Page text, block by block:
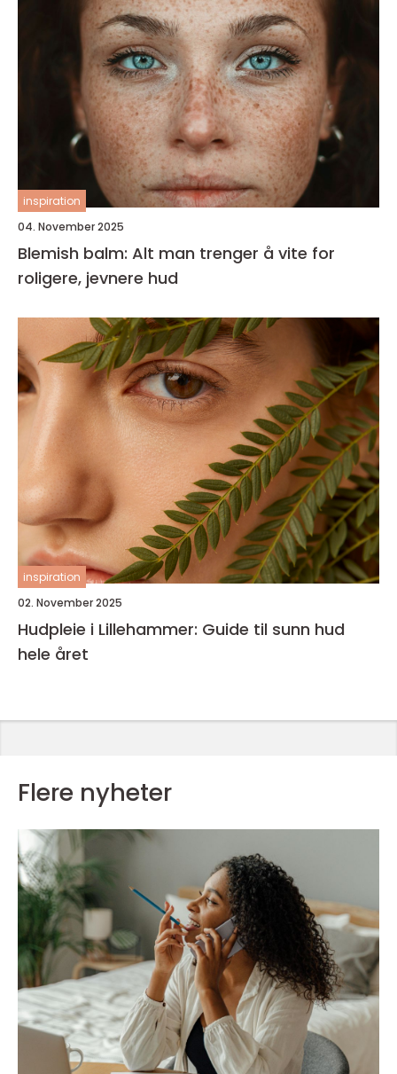
inspiration
04. November 2025
Blemish balm: Alt man trenger å vite for
roligere, jevnere hud
inspiration
02. November 2025
Hudpleie i Lillehammer: Guide til sunn hud
hele året
Flere nyheter